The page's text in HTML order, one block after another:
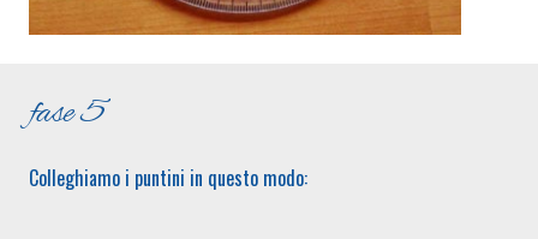
fase 5
Colleghiamo i puntini in questo modo: